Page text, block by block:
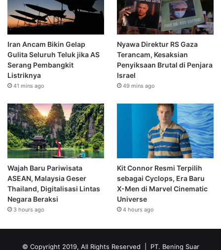
Iran Ancam Bikin Gelap
Gulita Seluruh Teluk jika AS
Serang Pembangkit
Listriknya
41 mins ago
Nyawa Direktur RS Gaza
Terancam, Kesaksian
Penyiksaan Brutal di Penjara
Israel
49 mins ago
Wajah Baru Pariwisata
ASEAN, Malaysia Geser
Thailand, Digitalisasi Lintas
Negara Beraksi
3 hours ago
Kit Connor Resmi Terpilih
sebagai Cyclops, Era Baru
X-Men di Marvel Cinematic
Universe
4 hours ago
© Copyright 2019, All Rights Reserved | PT. Bening Suar